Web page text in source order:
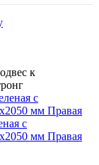
к
с
мм Правая